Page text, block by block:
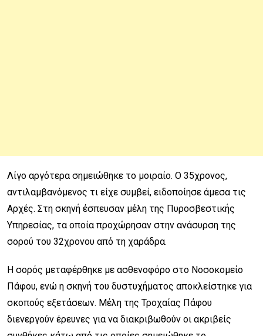
Λίγο αργότερα σημειώθηκε το μοιραίο. Ο 35χρονος,
αντιλαμβανόμενος τι είχε συμβεί, ειδοποίησε άμεσα τις
Αρχές. Στη σκηνή έσπευσαν μέλη της Πυροσβεστικής
Υπηρεσίας, τα οποία προχώρησαν στην ανάσυρση της
σορού του 32χρονου από τη χαράδρα.
Η σορός μεταφέρθηκε με ασθενοφόρο στο Νοσοκομείο
Πάφου, ενώ η σκηνή του δυστυχήματος αποκλείστηκε για
σκοπούς εξετάσεων. Μέλη της Τροχαίας Πάφου
διενεργούν έρευνες για να διακριβωθούν οι ακριβείς